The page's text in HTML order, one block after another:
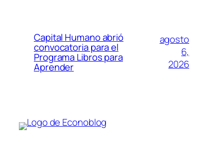
Capital Humano abrió
convocatoria para el
Programa Libros para
Aprender
agosto
6,
2026